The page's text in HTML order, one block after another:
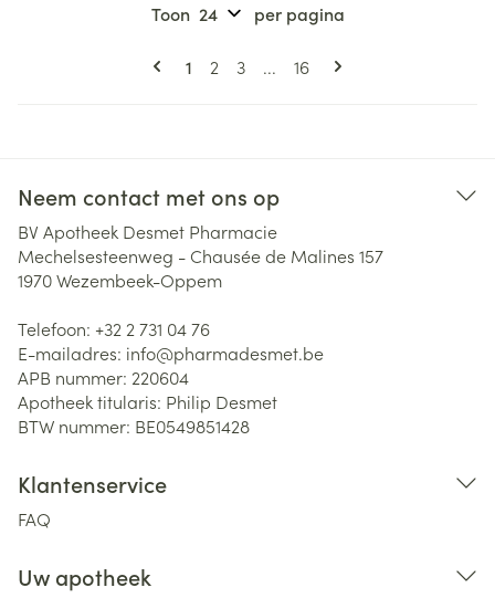
Pagina's
U lees momenteel pagina
1 Pagina
2 Pagina
3 ... Pagina
16
Toon per pagina
Neem contact met ons op
BV Apotheek Desmet Pharmacie
Mechelsesteenweg - Chausée de Malines 157
1970Wezembeek-Oppem
Telefoon: +32 2 731 04 76
E-mailadres: info@pharmadesmet.be
APB nummer: 220604
Apotheek titularis: Philip Desmet
BTW nummer: BE0549851428
Klantenservice
FAQ
Uw apotheek